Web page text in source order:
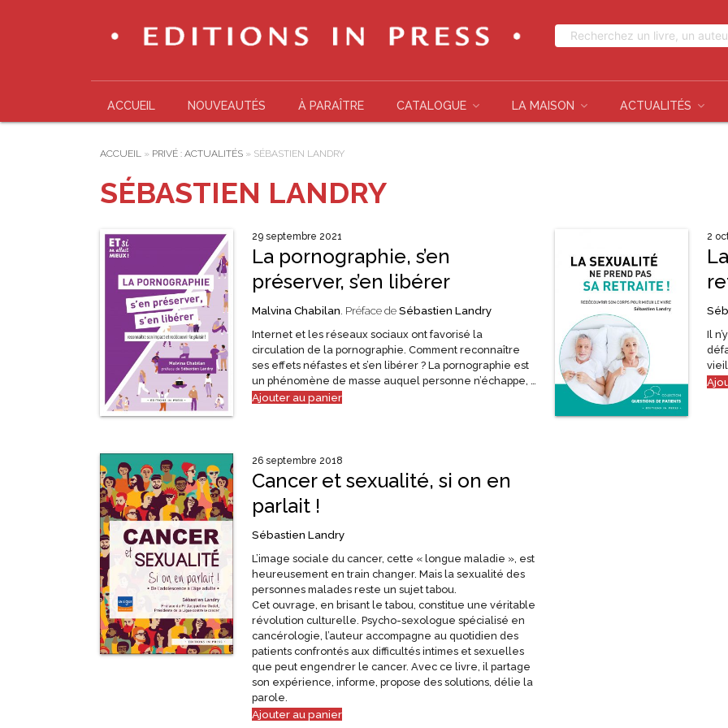
ACCUEIL NOUVEAUTÉS À PARAÎTRE CATALOGUE LA MAISON ACTUALITÉS
ACCUEIL » PRIVÉ : ACTUALITÉS » SÉBASTIEN LANDRY
SÉBASTIEN LANDRY
29 septembre 2021
La pornographie, s’en
préserver, s’en libérer
Malvina Chabilan . Préface deSébastien Landry
Internet et les réseaux sociaux ont favorisé la
circulation de la pornographie. Comment reconnaître
ses effets néfastes et s’en libérer ? La pornographie est
un phénomène de masse auquel personne n’échappe, …
Ajouter au panier
2
Il
26 septembre 2018
Cancer et sexualité, si on en
parlait !
Sébastien Landry
L’image sociale du cancer, cette « longue maladie », est
heureusement en train changer. Mais la sexualité des
personnes malades reste un sujet tabou.
Cet ouvrage, en brisant le tabou, constitue une véritable
révolution culturelle. Psycho-sexologue spécialisé en
cancérologie, l’auteur accompagne au quotidien des
patients confrontés aux difficultés intimes et sexuelles
que peut engendrer le cancer. Avec ce livre, il partage
son expérience, informe, propose des solutions, délie la
parole.
Ajouter au panier